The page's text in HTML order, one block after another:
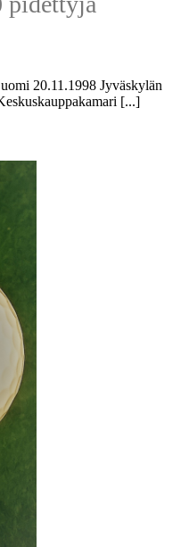
20.11.1998 Jyväskylän
[...]